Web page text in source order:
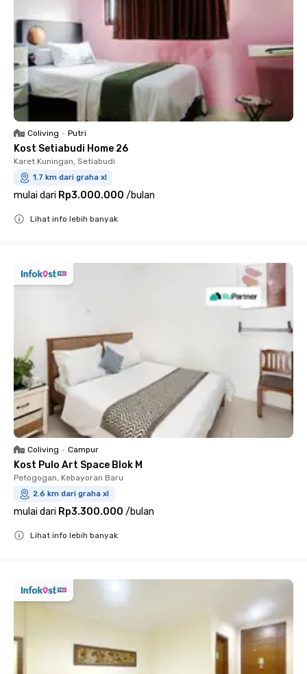
Coliving • Putri
Kost Setiabudi Home 26
Karet Kuningan, Setiabudi
1.7 km dari graha xl
mulai dari Rp3.000.000 /bulan
Lihat info lebih banyak
Coliving • Campur
Kost Pulo Art Space Blok M
Petogogan, Kebayoran Baru
2.6 km dari graha xl
mulai dari Rp3.300.000 /bulan
Lihat info lebih banyak